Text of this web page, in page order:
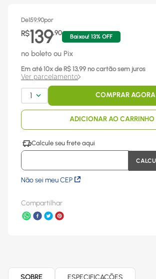
De159,90por
R$139,90
Baixou! 13% OFF
no boleto ou Pix
Em até 10x de R$ 13,99 no cartão sem juros
Ver parcelamento
1 COMPRAR AGORA
ADICIONAR AO CARRINHO
Não sei meu CEP
Compartilhar
SOBRE ESPECIFICAÇÕES